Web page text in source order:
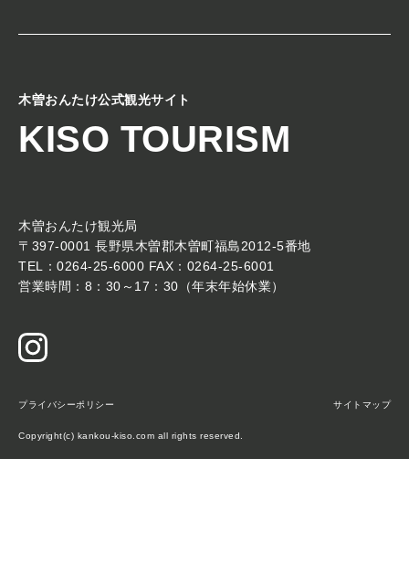
木曽おんたけ公式観光サイト
KISO TOURISM
木曽おんたけ観光局
〒397-0001 長野県木曽郡木曽町福島2012-5番地
TEL：0264-25-6000 FAX：0264-25-6001
営業時間：8：30～17：30（年末年始休業）
プライバシーポリシー サイトマップ
Copyright(c) kankou-kiso.com all rights reserved.